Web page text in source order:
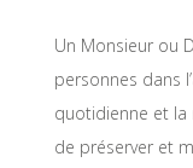
Un Monsieur ou
personnes dans
quotidienne et la
de préserver et